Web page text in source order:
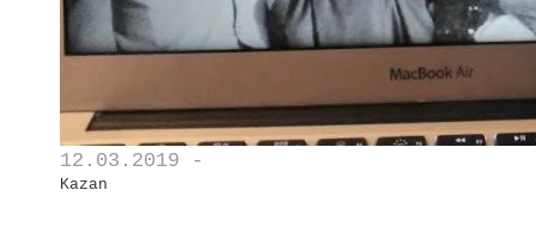
12.03.2019 -
Kazan